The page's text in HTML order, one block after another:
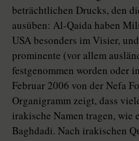
beträchtlichen Drucks, den
ausüben: Al-Qaida haben
USA besonders im Visier,
prominente (vor allem
festgenommen worden oder
Februar 2006 von der Nefa
Organigramm zeigt, dass
irakische Namen tragen,
Baghdadi. Nach irakischen